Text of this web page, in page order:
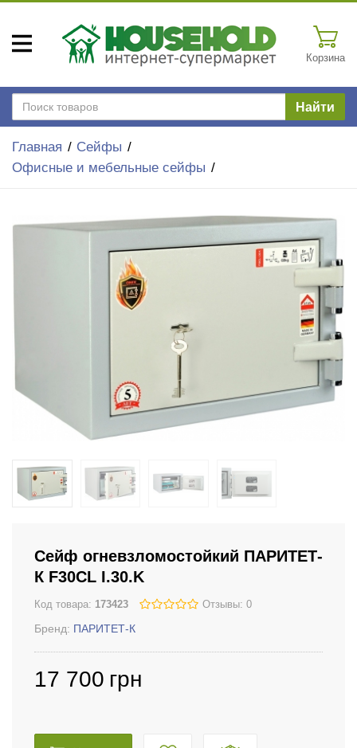
Корзина
Найти
Главная
Сейфы
Офисные и мебельные сейфы
Сейф огневзломостойкий ПАРИТЕТ-
К F30CL I.30.K
Код товара: 173423 Отзывы: 0
Бренд: ПАРИТЕТ-К
17 700 грн